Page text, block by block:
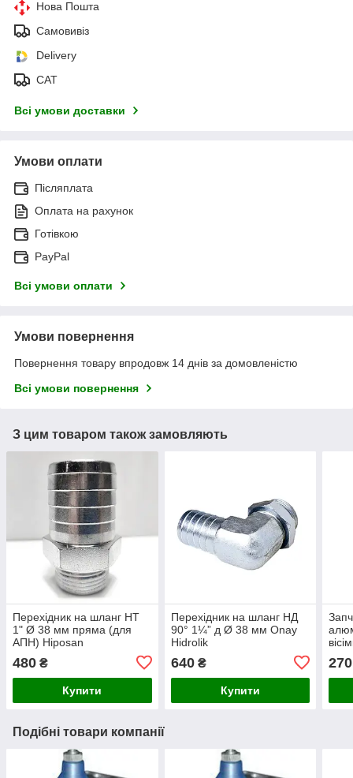
Нова Пошта
Самовивіз
Delivery
САТ
Всі умови доставки
Умови оплати
Післяплата
Оплата на рахунок
Готівкою
PayPal
Всі умови оплати
Умови повернення
Повернення товару впродовж 14 днів за домовленістю
Всі умови повернення
З цим товаром також замовляють
Перехідник на шланг НТ
1" Ø 38 мм пряма (для
АПН) Hiposan
480 ₴
Купити
Перехідник на шланг НД
90° 1¼” д Ø 38 мм Onay
Hidrolik
640₴
Купити
270
Подібні товари компанії